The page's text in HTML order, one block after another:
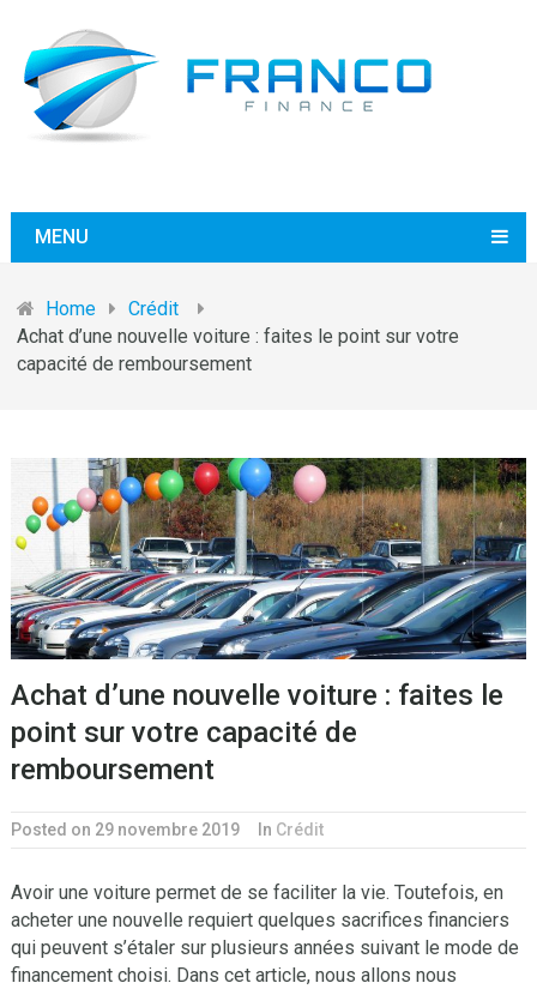
MENU
Home
Crédit
Achat d’une nouvelle voiture : faites le point sur votre
capacité de remboursement
Achat d’une nouvelle voiture : faites le
point sur votre capacité de
remboursement
Posted on 29 novembre 2019 In Crédit
Avoir une voiture permet de se faciliter la vie. Toutefois, en
acheter une nouvelle requiert quelques sacrifices financiers
qui peuvent s’étaler sur plusieurs années suivant le mode de
financement choisi. Dans cet article, nous allons nous